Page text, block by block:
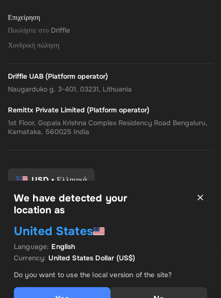
Save 8% with Plus
US$ 4.89
ΠΡΟΚΕΙΜΕΝΗ ΠΡΟΣΦΟΡΑ
Επιχείρηση
Πουλήστε στο Driffle
Χονδρική πώληση
Driffle UAB (Platform operator)
Naugarduko g. 3-401, 03231, Lithuania
Remittx Private Limited (Platform operator)
1st Floor, Gopala Krishna Complex Residency Road Bengaluru,
Karnataka, 560025 India
USD • Ελληνικά
Οροι και Προϋποθέσεις
Πολιτική Απορρήτου
Πολιτική επιστροφής
Προτιμήσεις συναίνεσης
We have detected your
location as
United States
Language: English
Currency: United States Dollar(US$)
Do you want to use the local version of the site?